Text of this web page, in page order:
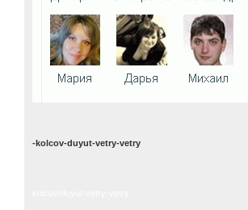
-kolcov-duyut-vetry-vetry